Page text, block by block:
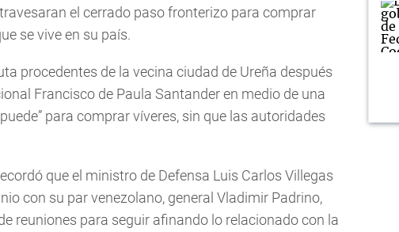
el cerrado paso fronterizo para comprar
se vive en su país.
procedentes de la vecina ciudad de Ureña después
Francisco de Paula Santander en medio de una
para comprar víveres, sin que las autoridades
que el ministro de Defensa Luis Carlos Villegas
con su par venezolano, general Vladimir Padrino,
reuniones para seguir afinando lo relacionado con la